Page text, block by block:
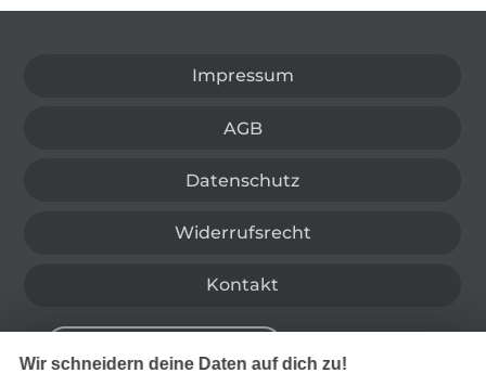
Impressum
AGB
Datenschutz
Widerrufsrecht
Kontakt
Wir schneidern deine Daten auf dich zu!